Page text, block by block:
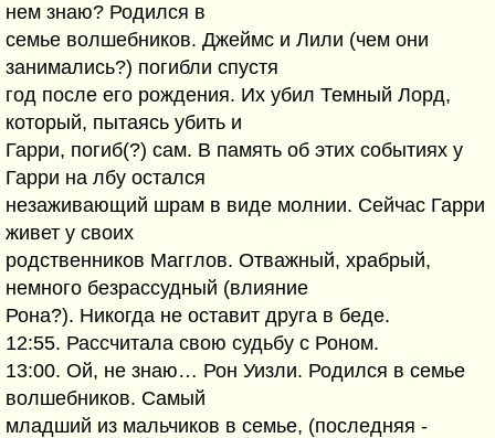
нем знаю? Родился в
семье волшебников. Джеймс и Лили (чем они
занимались?) погибли спустя
год после его рождения. Их убил Темный Лорд,
который, пытаясь убить и
Гарри, погиб(?) сам. В память об этих событиях у
Гарри на лбу остался
незаживающий шрам в виде молнии. Сейчас Гарри
живет у своих
родственников Магглов. Отважный, храбрый,
немного безрассудный (влияние
Рона?). Никогда не оставит друга в беде.
12:55. Рассчитала свою судьбу с Роном.
13:00. Ой, не знаю… Рон Уизли. Родился в семье
волшебников. Самый
младший из мальчиков в семье, (последняя -